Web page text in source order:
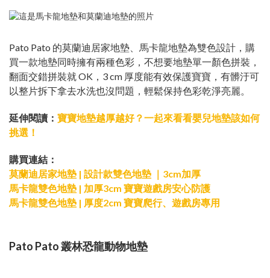
Pato Pato 的莫蘭迪居家地墊、馬卡龍地墊為雙色設計，購
買一款地墊同時擁有兩種色彩，不想要地墊單一顏色拼裝，
翻面交錯拼裝就 OK，3 cm 厚度能有效保護寶寶，有髒汙可
以整片拆下拿去水洗也沒問題，輕鬆保持色彩乾淨亮麗。
延伸閱讀： 寶寶地墊越厚越好？一起來看看嬰兒地墊該如何
挑選！
購買連結：
莫蘭迪居家地墊 | 設計款雙色地墊 ｜3cm加厚
馬卡龍雙色地墊 | 加厚3cm 寶寶遊戲房安心防護
馬卡龍雙色地墊 | 厚度2cm 寶寶爬行、遊戲房專用
Pato Pato 叢林恐龍動物地墊